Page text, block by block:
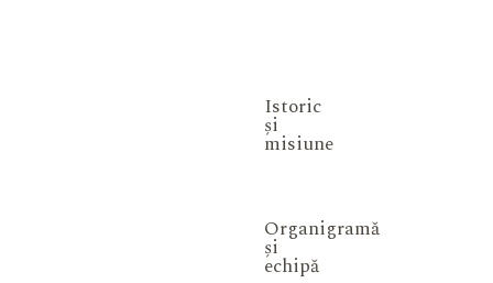
Istoric
și
misiune
Organigramă
și
echipă